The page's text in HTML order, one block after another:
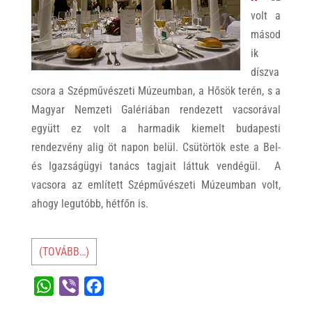
volt a
másod
ik
díszva
csora a Szépművészeti Múzeumban, a Hősök terén, s a
Magyar Nemzeti Galériában rendezett vacsorával
együtt ez volt a harmadik kiemelt budapesti
rendezvény alig öt napon belül. Csütörtök este a Bel-
és Igazságügyi tanács tagjait láttuk vendégül. A
vacsora az említett Szépművészeti Múzeumban volt,
ahogy legutóbb, hétfőn is.
(TOVÁBB…)